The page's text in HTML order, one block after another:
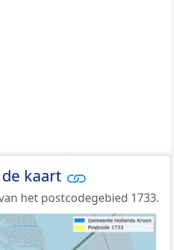
kaart
het postcodegebied 1733.